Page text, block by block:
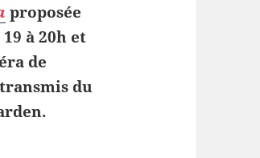
proposée
à 20h et
de
du